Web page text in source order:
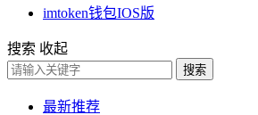
imtoken钱包IOS版
搜索 收起
搜索
最新推荐